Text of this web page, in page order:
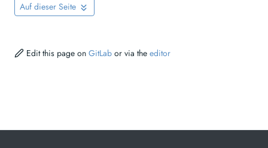
Auf dieser Seite
Edit this page on GitLab or via the editor